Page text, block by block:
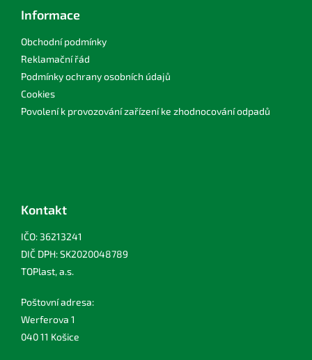
Informace
Obchodní podmínky
Reklamační řád
Podmínky ochrany osobních údajů
Cookies
Povolení k provozování zařízení ke zhodnocování odpadů
Kontakt
IČO: 36213241
DIČ DPH: SK2020048789
TOPlast, a.s.
Poštovní adresa:
Werferova 1
040 11 Košice